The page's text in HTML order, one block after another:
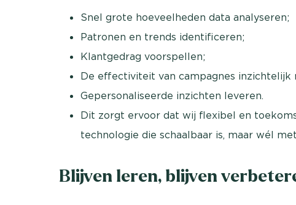
Snel grote hoeveelheden data analyseren;
Patronen en trends identificeren;
Klantgedrag voorspellen;
De effectiviteit van campagnes inzichtelijk
Gepersonaliseerde inzichten leveren.
Dit zorgt ervoor dat wij flexibel en
technologie die schaalbaar is, maar wél
Blijven leren, blijven